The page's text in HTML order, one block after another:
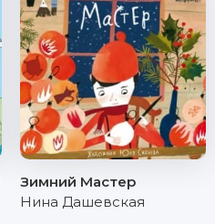
Зимний Мастер
Нина Дашевская